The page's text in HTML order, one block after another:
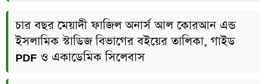
চার বছর মেয়াদী ফাজিল অনার্স আল কোরআন এন্ড
ইসলামিক স্টাডিজ বিভাগের বইয়ের তালিকা, গাইড
PDF ও একাডেমিক সিলেবাস